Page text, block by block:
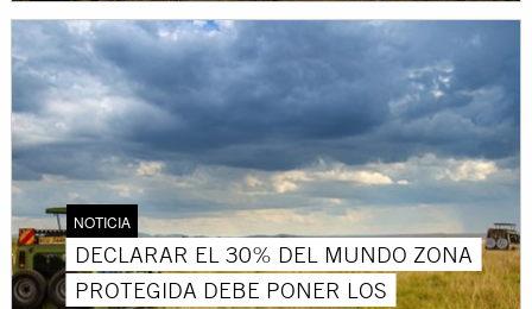
NOTICIA
DECLARAR EL 30% DEL MUNDO ZONA
PROTEGIDA DEBE PONER LOS